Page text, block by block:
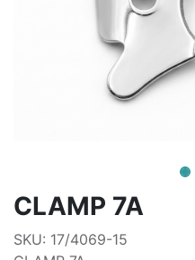
CLAMP 7A
SKU: 17/4069-15